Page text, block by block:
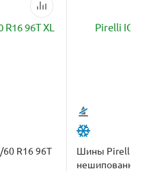
R16 96T
Шины Pirelli ICE
нешипованные